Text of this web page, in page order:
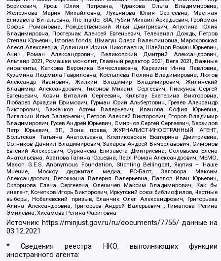
Борисович, Ярош Юлия Петровна, Чуракова Ольга Владимировна,
Железнова Мария Михайловна, Лукьянова Юлия Сергеевна, Маетная
Елизавета Витальевна, The Insider SIA, Рубин Михаил Аркадьевич, Гройсман
Софья Романовна, Рождественский Илья Дмитриевич, Апухтина Юлия
Владимировна, Постернак Алексей Евгеньевич, Телеканал Дождь, Петров
Степан Юрьевич, Istories fonds, Шмагун Олеся Валентиновна, Мароховская
Алеся Алексеевна, Долинина Ирина Николаевна, Шлейнов Роман Юрьевич,
Анин Роман Александрович, Великовский Дмитрий Александрович,
Альтаир 2021, Ромашки монолит, Главный редактор 2021, Вега 2021, Важные
иноагенты, Каткова Вероника Вячеславовна, Карезина Инна Павловна,
Кузьмина Людмила Гавриловна, Костылева Полина Владимировна, Лютов
Александр Иванович, Жилкин Владимир Владимирович, Жилинский
Владимир Александрович, Тихонов Михаил Сергеевич, Пискунов Сергей
Евгеньевич, Ковин Виталий Сергеевич, Кильтау Екатерина Викторовна,
Любарев Аркадий Ефимович, Гурман Юрий Альбертович, Грезев Александр
Викторович, Важенков Артем Валерьевич, Иванова София Юрьевна,
Пигалкин Илья Валерьевич, Петров Алексей Викторович, Егоров Владимир
Владимирович, Гусев Андрей Юрьевич, Смирнов Сергей Сергеевич, Верзилов
Петр Юрьевич, ЗП, Зона права, ЖУРНАЛИСТ-ИНОСТРАННЫЙ АГЕНТ,
Вольтская Татьяна Анатольевна, Клепиковская Екатерина Дмитриевна,
Сотников Даниил Владимирович, Захаров Андрей Вячеславович, Симонов
Евгений Алексеевич, Сурначева Елизавета Дмитриевна, Соловьева Елена
Анатольевна, Арапова Галина Юрьевна, Перл Роман Александрович, МЕМО,
Mason G.E.S. Anonymous Foundation, Stichting Bellingcat, Якутия – Наше
Мнение, Москоу диджитал медиа, РС-Балт, Заговора Максим
Александрович, Ветошкина Валерия Валерьевна, Павлов Иван Юрьевич,
Скворцова Елена Сергеевна, Оленичев Максим Владимирович, Как бы
инагент, Кочетков Игорь Викторович, Иркутский союз библиофилов, Честные
выборы, Нобелевский призыв, Еланчик Олег Александрович, Григорьева
Алина Александровна, Григорьев Андрей Валерьевич , Гималова Регина
Эмилевна, Хисамова Регина Фаритовна
Источник: https://minjust.gov.ru/ru/documents/7755/ данные на
03.12.2021
* Сведения реестра НКО, выполняющих функции
иностранного агента: